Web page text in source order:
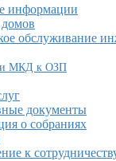
информации
обслуживание
МКД к ОЗП
документы
о собраниях
к